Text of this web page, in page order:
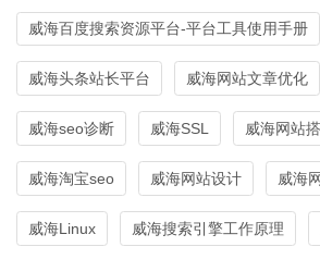
威海百度搜索资源平台-平台工具使用手册
威海头条站长平台 威海网站文章优化
威海seo诊断 威海SSL 威海网站
威海淘宝seo 威海网站设计 威海
威海Linux 威海搜索引擎工作原理